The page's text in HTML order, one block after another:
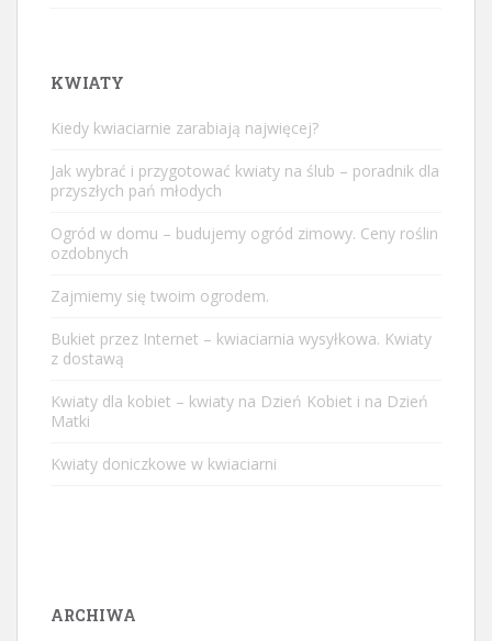
KWIATY
Kiedy kwiaciarnie zarabiają najwięcej?
Jak wybrać i przygotować kwiaty na ślub – poradnik dla
przyszłych pań młodych
Ogród w domu – budujemy ogród zimowy. Ceny roślin
ozdobnych
Zajmiemy się twoim ogrodem.
Bukiet przez Internet – kwiaciarnia wysyłkowa. Kwiaty
z dostawą
Kwiaty dla kobiet – kwiaty na Dzień Kobiet i na Dzień
Matki
Kwiaty doniczkowe w kwiaciarni
ARCHIWA